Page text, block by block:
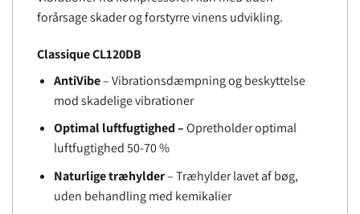
forårsage skader og forstyrre vinens udvikling.
Classique CL120DB
AntiVibe– Vibrationsdæmpning og beskyttelse
mod skadelige vibrationer
Optimal luftfugtighed –Opretholder optimal
luftfugtighed 50-70 %
Naturlige træhylder– Træhylder lavet af bøg,
uden behandling med kemikalier